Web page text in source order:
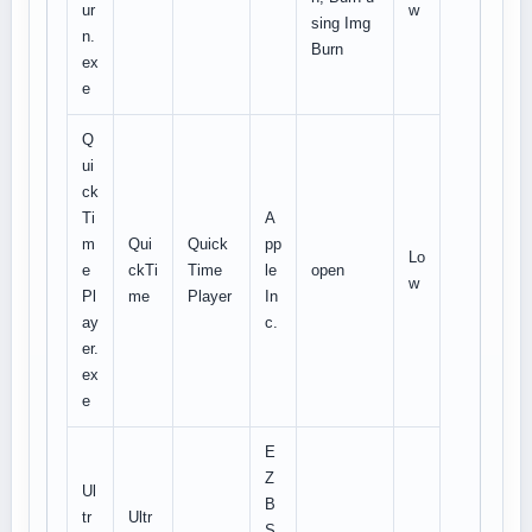
ur
n.
ex
e
sing Img
Burn
w
Q
ui
ck
Ti
m
e
Pl
ay
er.
ex
e
Qui
ckTi
me
Quick
Time
Player
A
pp
le
In
c.
open
Lo
w
Ul
tr
Ultr
E
Z
B